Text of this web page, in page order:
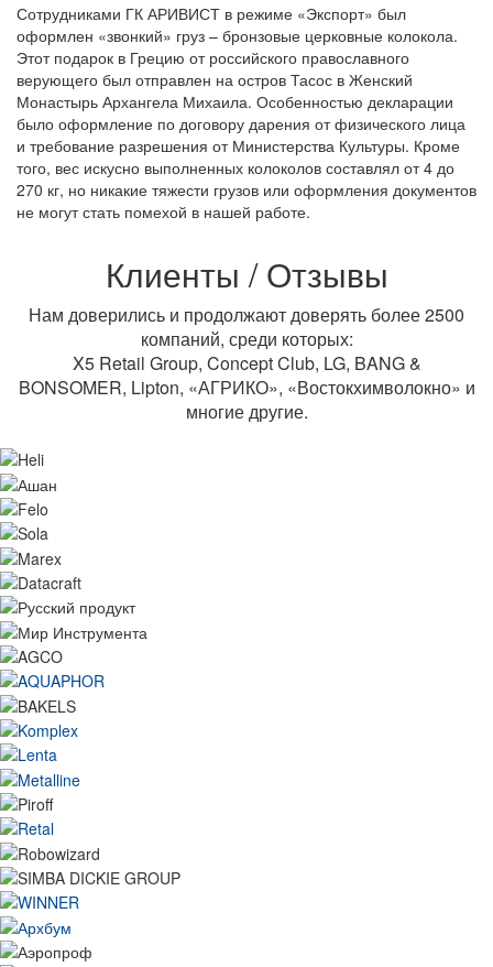
Сотрудниками ГК АРИВИСТ в режиме «Экспорт» был
оформлен «звонкий» груз – бронзовые церковные колокола.
Этот подарок в Грецию от российского православного
верующего был отправлен на остров Тасос в Женский
Монастырь Архангела Михаила. Особенностью декларации
было оформление по договору дарения от физического лица
и требование разрешения от Министерства Культуры. Кроме
того, вес искусно выполненных колоколов составлял от 4 до
270 кг, но никакие тяжести грузов или оформления документов
не могут стать помехой в нашей работе.
Клиенты / Отзывы
Нам доверились и продолжают доверять более 2500
компаний, среди которых:
X5 Retail Group, Concept Club, LG, BANG &
BONSOMER, Lipton, «АГРИКО», «Востокхимволокно» и
многие другие.